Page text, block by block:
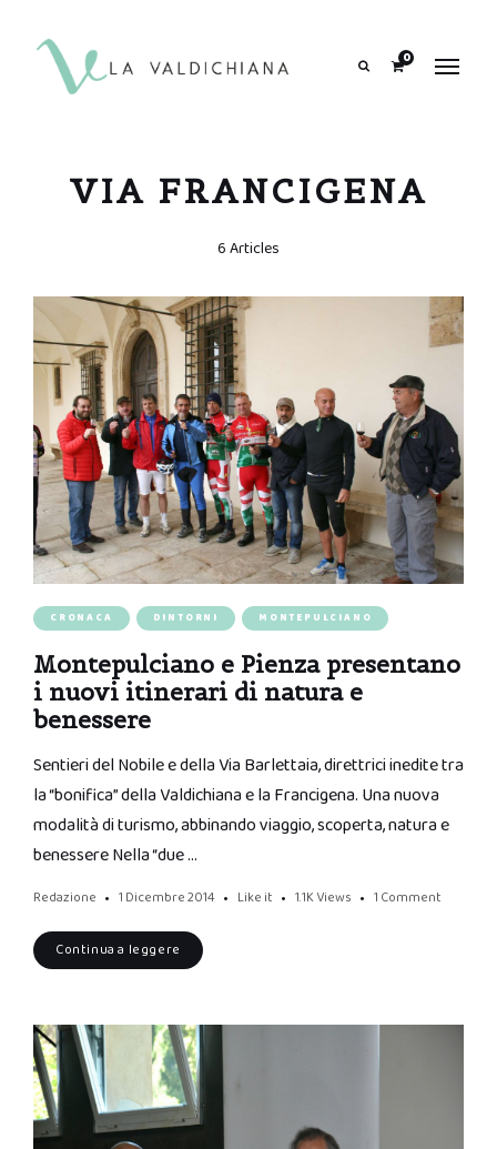
0
VIA FRANCIGENA
6 Articles
CRONACA DINTORNI MONTEPULCIANO
Montepulciano e Pienza presentano
i nuovi itinerari di natura e
benessere
Sentieri del Nobile e della Via Barlettaia, direttrici inedite tra
la “bonifica” della Valdichiana e la Francigena. Una nuova
modalità di turismo, abbinando viaggio, scoperta, natura e
benessere Nella “due …
Redazione 1 Dicembre 2014 Like it 1.1K Views 1 Comment
Continua a leggere